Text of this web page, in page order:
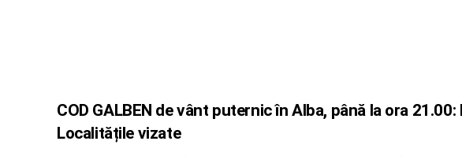
COD GALBEN de vânt puternic în Alba, până la ora
Localitățile vizate